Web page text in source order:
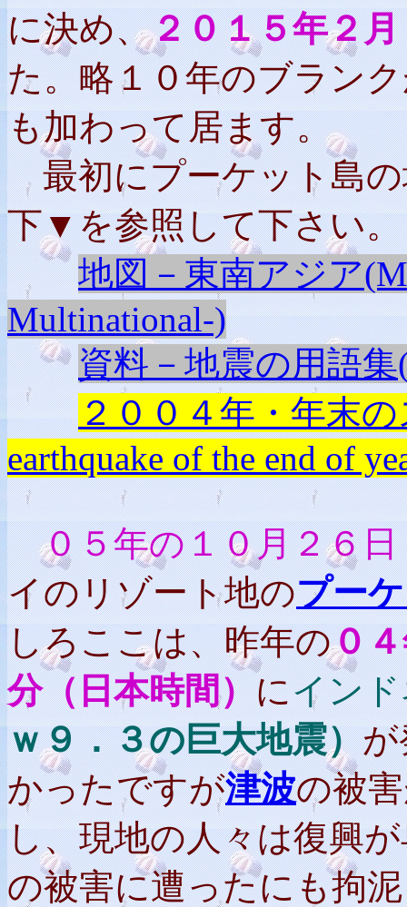
に決め、２０１５年２
た。略１０年のブラン
も加わって居ます。
最初にプーケット島の
下▼を参照して下さい。
地図－東南アジア
Multinational-)
資料－地震の用語集
２００４年・年末
earthquake of the end of
０５年の１０月２６
イのリゾート地のプー
しろここは、昨年の０
分（日本時間）にイン
ｗ９．３の巨大地震）が
かったですが津波の被
し、現地の人々は復興
の被害に遭ったにも拘